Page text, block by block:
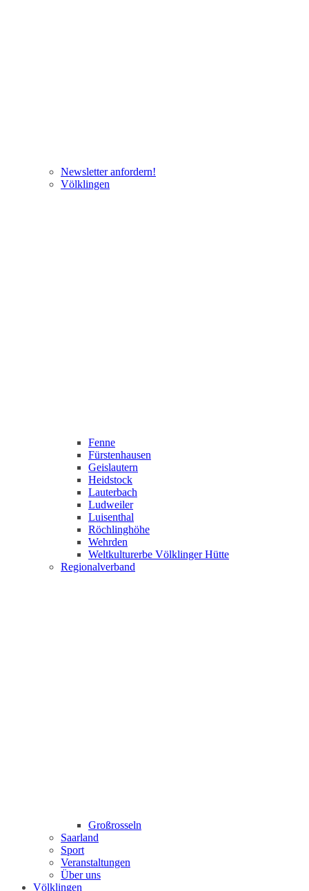
Newsletter anfordern!
Völklingen
Fenne
Fürstenhausen
Geislautern
Heidstock
Lauterbach
Ludweiler
Luisenthal
Röchlinghöhe
Wehrden
Weltkulturerbe Völklinger Hütte
Regionalverband
Großrosseln
Saarland
Sport
Veranstaltungen
Über uns
Völklingen